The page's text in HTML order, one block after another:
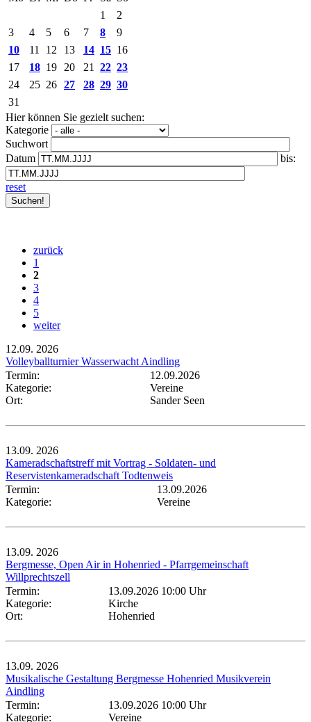
1
2
3
4 5 6 7 8
9
10
11 12 13 14 15 16
17
18 19 20 21 22 23
24
25 26 27 28 29 30
31
Hier können Sie gezielt suchen:
Kategorie
Suchwort
Datum
bis:
reset
zurück
1
2
3
4
5
weiter
12.09. 2026
Volleyballturnier Wasserwacht Aindling
Termin:
12.09.2026
Kategorie:
Vereine
Ort:
Sander Seen
13.09. 2026
Kameradschaftstreff mit Vortrag - Soldaten- und
Reservistenkameradschaft Todtenweis
Termin:
13.09.2026
Kategorie:
Vereine
13.09. 2026
Bergmesse, Open Air in Hohenried - Pfarrgemeinschaft
Willprechtszell
Termin:
13.09.2026 10:00 Uhr
Kategorie:
Kirche
Ort:
Hohenried
13.09. 2026
Musikalische Gestaltung Bergmesse Hohenried Musikverein
Aindling
Termin:
13.09.2026 10:00 Uhr
Kategorie:
Vereine